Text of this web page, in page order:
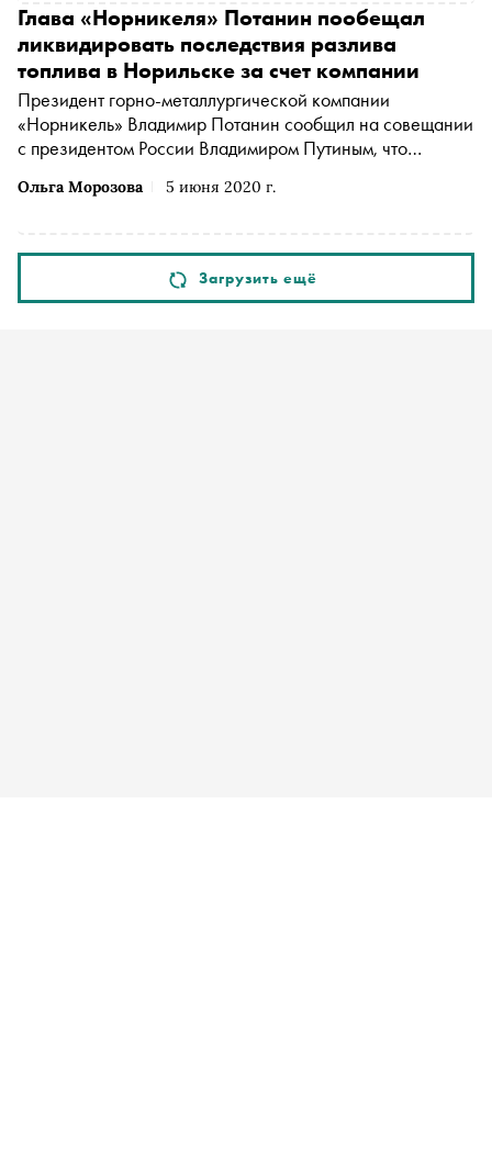
Анна Алексеева из здания администрации Норильска
Ольга Морозова 5 июня 2020 г.
Глава «Норникеля» Потанин пообещал
ликвидировать последствия разлива
топлива в Норильске за счет компании
Президент горно-металлургической компании
«Норникель» Владимир Потанин сообщил на совещании
с президентом России Владимиром Путиным, что
устранят на деньги компании. Трансляцию встречи
Загрузить ещё